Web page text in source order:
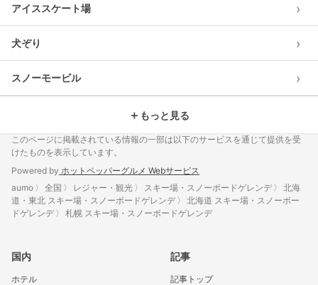
アイススケート場 ›
犬ぞり ›
スノーモービル ›
＋ もっと見る
このページに掲載されている情報の一部は以下のサービスを通じて提供を受
けたものを表示しています。
Powered by ホットペッパーグルメ Webサービス
aumo
全国 レジャー・観光 スキー場・スノーボードゲレンデ
北海
道・東北 スキー場・スノーボードゲレンデ
北海道 スキー場・スノーボー
ドゲレンデ
札幌 スキー場・スノーボードゲレンデ
国内
ホテル
記事
記事トップ